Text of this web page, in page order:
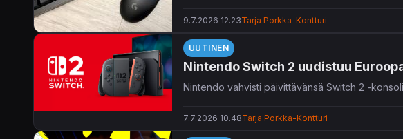
9.7.2026 12.23Tarja Porkka-Kontturi
UUTINEN
Nintendo Switch 2 uudistuu
Nintendo vahvisti päivittävänsä Switch 2 -
7.7.2026 10.48Tarja Porkka-Kontturi